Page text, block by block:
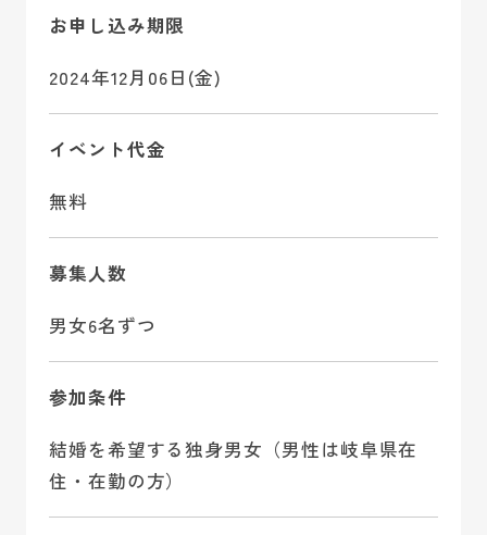
お申し込み期限
2024年12月06日(金)
イベント代金
無料
募集人数
男女6名ずつ
参加条件
結婚を希望する独身男女（男性は岐阜県在
住・在勤の方）